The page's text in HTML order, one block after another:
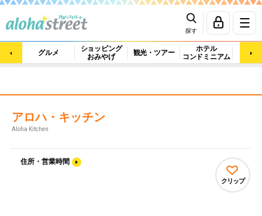
探す
グルメ
ショッピング
おみやげ
観光・ツアー
ホテル
コンドミニアム
マッ
アロハ・キッチン
Aloha Kitchen
住所・営業時間
クリップ